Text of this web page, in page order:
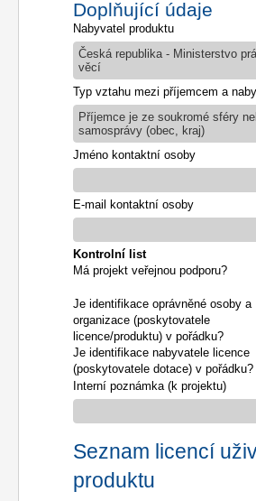
Doplňující údaje
Nabyvatel produktu
Česká republika - Ministerstvo
věcí
Typ vztahu mezi příjemcem a
Příjemce je ze soukromé sféry
samosprávy (obec, kraj)
Jméno kontaktní osoby
E-mail kontaktní osoby
Kontrolní list
Má projekt veřejnou podporu?
Je identifikace oprávněné osoby a
organizace (poskytovatele
licence/produktu) v pořádku?
Je identifikace nabyvatele licence
(poskytovatele dotace) v pořádku?
Interní poznámka (k projektu)
Seznam licencí
produktu